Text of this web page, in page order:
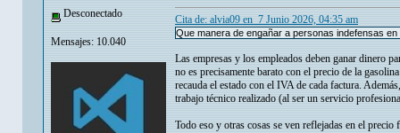
Desconectado
Mensajes: 10.040
Cita de: alvia09 en 7 Junio 2026, 04:35 am
Que manera de engañar a personas indefensas
Las empresas y los empleados deben ganar dinero
no es precisamente barato con el precio de la
recauda el estado con el IVA de cada factura.
trabajo técnico realizado (al ser un servicio
Todo eso y otras cosas se ven reflejadas en el